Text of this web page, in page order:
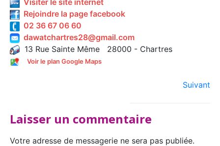
Visiter le site internet
Rejoindre la page facebook
02 36 67 06 60
dawatchartres28@gmail.com
13 Rue Sainte Même 28000 - Chartres
Voir le plan Google Maps
Suivant
Laisser un commentaire
Votre adresse de messagerie ne sera pas publiée.